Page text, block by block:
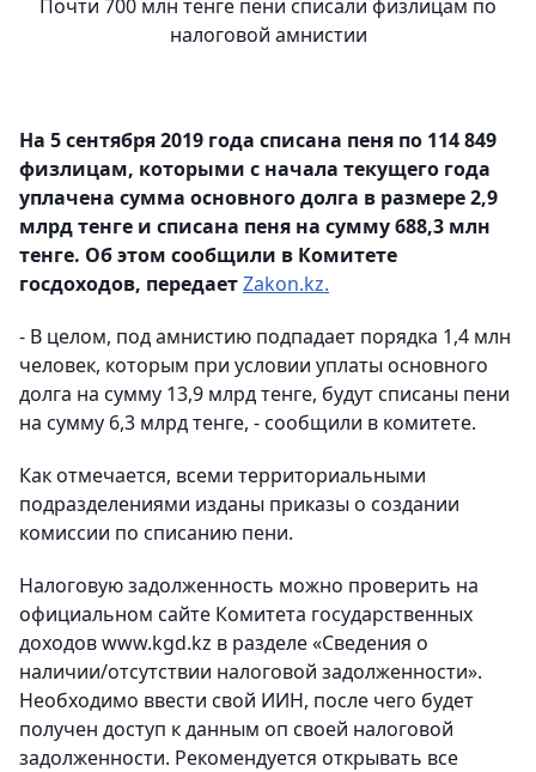
Почти 700 млн тенге пени списали физлицам по
налоговой амнистии
На 5 сентября 2019 года списана пеня по 114 849
физлицам, которыми с начала текущего года
уплачена сумма основного долга в размере 2,9
млрд тенге и списана пеня на сумму 688,3 млн
тенге. Об этом сообщили в Комитете
госдоходов, передаетZakon.kz.
- В целом, под амнистию подпадает порядка 1,4 млн
человек, которым при условии уплаты основного
долга на сумму 13,9 млрд тенге, будут списаны пени
на сумму 6,3 млрд тенге, - сообщили в комитете.
Как отмечается, всеми территориальными
подразделениями изданы приказы о создании
комиссии по списанию пени.
Налоговую задолженность можно проверить на
официальном сайте Комитета государственных
доходов www.kgd.kz в разделе «Сведения о
наличии/отсутствии налоговой задолженности».
Необходимо ввести свой ИИН, после чего будет
получен доступ к данным оп своей налоговой
задолженности. Рекомендуется открывать все